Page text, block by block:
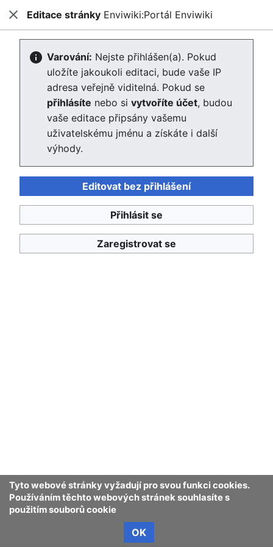
Enviwiki
Editace stránky Enviwiki:Portál
Enviwiki
Editor se nyní načte. Pokud tuto zprávu stále vidíte po
několika sekundách, prosímobnovte stránku
Tyto webové stránky vyžadují pro svou funkci cookies.
Používáním těchto webových stránek souhlasíte s
použitím souborů cookie
OK
Ochrana osobních údajů Klasické
ZavřítEditace stránky Enviwiki:Portál Enviwiki
Varování: Nejste přihlášen(a). Pokud
uložíte jakoukoli editaci, bude vaše IP
adresa veřejně viditelná. Pokud se
přihlásíte nebo si vytvoříte účet, budou
vaše editace připsány vašemu
uživatelskému jménu a získáte i další
výhody.
Editovat bez přihlášení
Přihlásit se
Zaregistrovat se